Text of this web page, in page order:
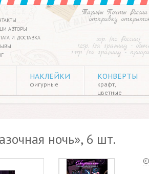
Тарифы Почты
отправку
35р. (по России)
125р. (за границу -
135р. (за границу -
АВТОРЫ
И ДОСТАВКА
НАКЛЕЙКИ
фигурные
КОНВЕРТЫ
крафт,
цветные
ночь», 6 шт.
©